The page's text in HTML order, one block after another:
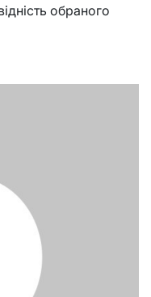
обраного